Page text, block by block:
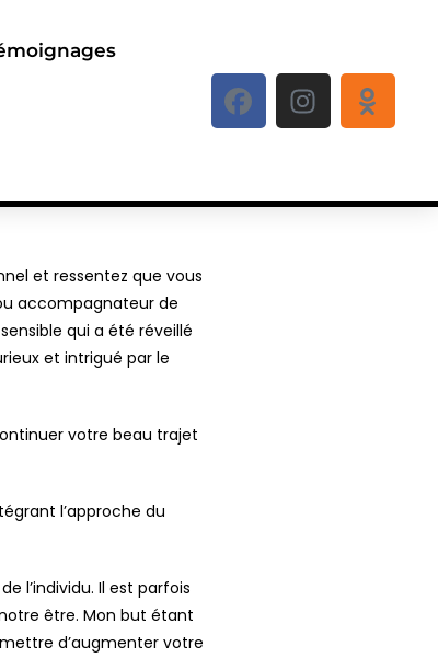
et ressentez que vous
accompagnateur de
qui a été réveillé
et intrigué par le
votre beau trajet
l’approche du
l’individu. Il est parfois
être. Mon but étant
d’augmenter votre